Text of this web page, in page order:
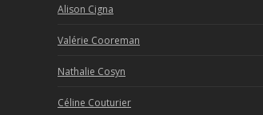
Alison Cigna
Valérie Cooreman
Nathalie Cosyn
Céline Couturier